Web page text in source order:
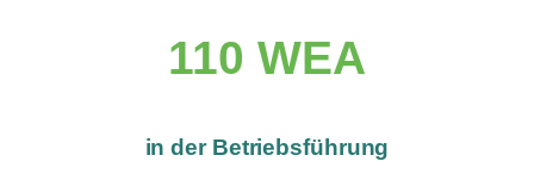
110 WEA
in der Betriebsführung